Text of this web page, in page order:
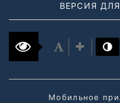
ВЕРСИЯ
Мобильное